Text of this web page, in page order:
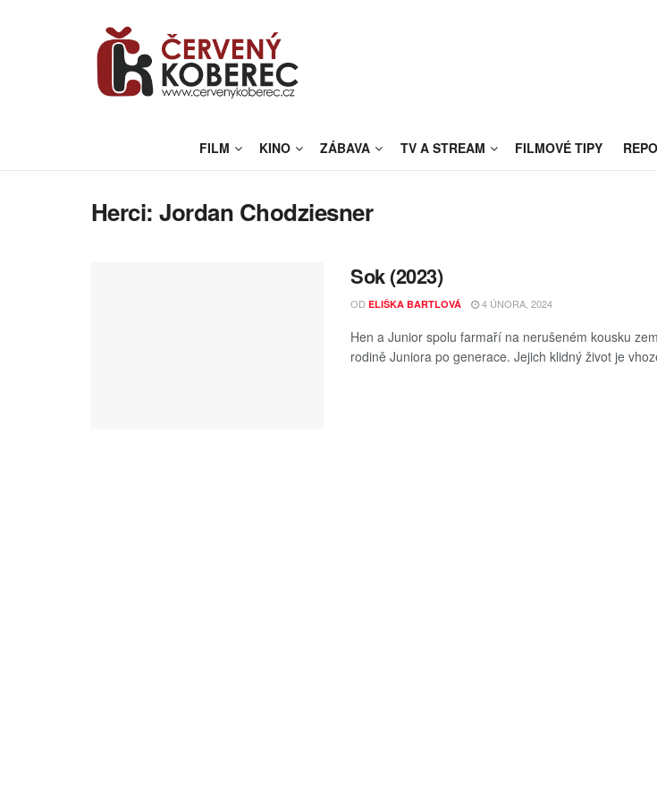
FILM KINO ZÁBAVA TV A STREAM FILMOVÉ TIPY
Herci:Jordan Chodziesner
Sok (2023)
OD ELIŠKA BARTLOVÁ 4 ÚNORA, 2024
Hen a Junior spolu farmaří na nerušeném kousku
rodině Juniora po generace. Jejich klidný život je